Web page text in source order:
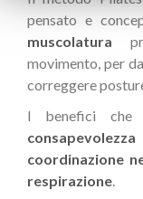
pensato e
muscolatura
movimento, per
correggere
I benefici che
coordinazione
respirazione.